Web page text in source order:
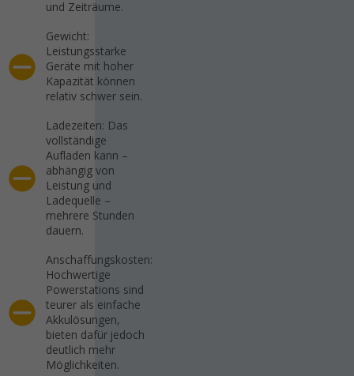
und Zeiträume.
Gewicht:
Leistungsstarke
Geräte mit hoher
Kapazität können
relativ schwer sein.
Ladezeiten: Das
vollständige
Aufladen kann –
abhängig von
Leistung und
Ladequelle –
mehrere Stunden
dauern.
Anschaffungskosten:
Hochwertige
Powerstations sind
teurer als einfache
Akkulösungen,
bieten dafür jedoch
deutlich mehr
Möglichkeiten.